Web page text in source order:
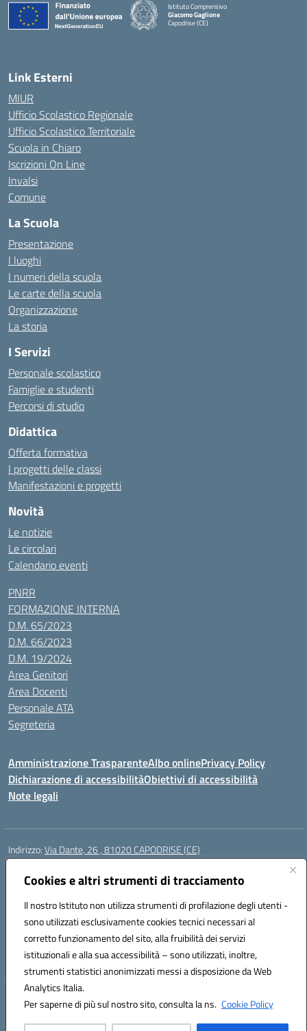
Cookies e altri strumenti di tracciamento
Il nostro Istituto non utilizza strumenti di profilazione degli utenti -
sono utilizzati esclusivamente cookies tecnici necessari al
corretto funzionamento del sito, alla fruibilità dei servizi
istituzionali e alla sua accessibilità – sono utilizzati, inoltre,
strumenti statistici anonimizzati messi a disposizione da Web
Analytics Italia.
Per saperne di più sul nostro sito, consulta la ns. Cookie Policy
Istituto Comprensivo
Giacomo Gaglione
Capodrise (CE)
— Visita la pagina iniziale della scuola
Link Esterni
MIUR
Ufficio Scolastico Regionale
Ufficio Scolastico Territoriale
Scuola in Chiaro
Iscrizioni On Line
Invalsi
Comune
La Scuola
Presentazione
I luoghi
I numeri della scuola
Le carte della scuola
Organizzazione
La storia
I Servizi
Personale scolastico
Famiglie e studenti
Percorsi di studio
Didattica
Offerta formativa
I progetti delle classi
Manifestazioni e progetti
Novità
Le notizie
Le circolari
Calendario eventi
PNRR
FORMAZIONE INTERNA
D.M. 65/2023
D.M. 66/2023
D.M. 19/2024
Area Genitori
Area Docenti
Personale ATA
Segreteria
Amministrazione TrasparenteAlbo onlinePrivacy Policy
Dichiarazione di accessibilitàObiettivi di accessibilità
Note legali
Indirizzo:Via Dante, 26 , 81020 CAPODRISE (CE)
Centralino:
Posta elettronica certificata (PEC):CEIC83000V@pec.istruzione.it
Codice fiscale: 80103200616
Codice meccanografico:CEIC83000V
Codice Indice delle Pubbliche Amministrazioni (IPA): istsc_ceic83000v
Codice unico di fatturazione (CUF): UFO76N
Hosting & Powered by 3D Solution S.r.l.
Concept & Design by Designers Italia